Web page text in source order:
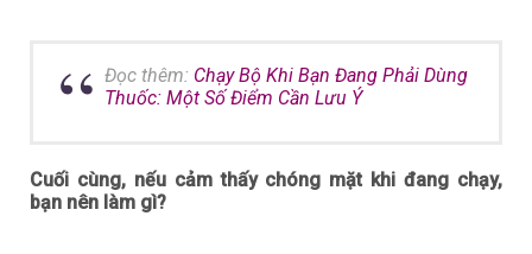
Đọc thêm: Chạy Bộ Khi Bạn Đang Phải Dùng
Thuốc: Một Số Điểm Cần Lưu Ý
Cuối cùng, nếu cảm thấy chóng mặt khi đang chạy,
bạn nên làm gì?